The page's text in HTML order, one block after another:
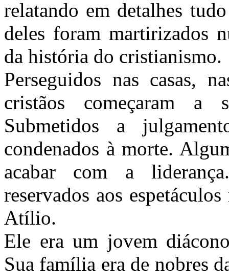
relatando em detalhes
deles foram martirizados
da história do cristianismo.
Perseguidos nas casas,
cristãos começaram a
Submetidos a
condenados à morte.
acabar com a
reservados aos
Atílio.
Ele era um jovem
Sua família era de nobres